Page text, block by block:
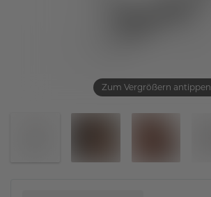
Zum Vergrößern antippen